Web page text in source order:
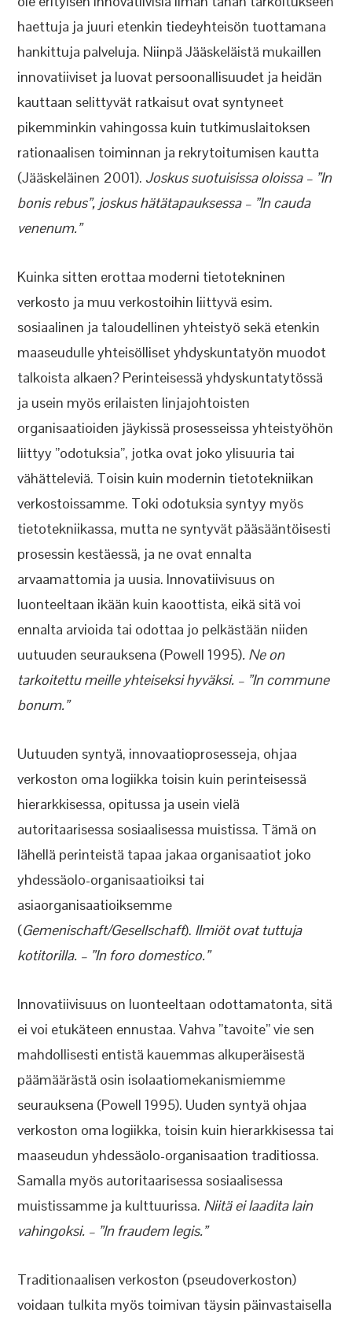
haettuja ja juuri etenkin tiedeyhteisön tuottamana
hankittuja palveluja. Niinpä Jääskeläistä mukaillen
innovatiiviset ja luovat persoonallisuudet ja heidän
kauttaan selittyvät ratkaisut ovat syntyneet
pikemminkin vahingossa kuin tutkimuslaitoksen
rationaalisen toiminnan ja rekrytoitumisen kautta
(Jääskeläinen 2001). Joskus suotuisissa oloissa – ”In
bonis rebus”, joskus hätätapauksessa – ”In cauda
venenum.”
Kuinka sitten erottaa moderni tietotekninen
verkosto ja muu verkostoihin liittyvä esim.
sosiaalinen ja taloudellinen yhteistyö sekä etenkin
maaseudulle yhteisölliset yhdyskuntatyön muodot
talkoista alkaen? Perinteisessä yhdyskuntatytössä
ja usein myös erilaisten linjajohtoisten
organisaatioiden jäykissä prosesseissa yhteistyöhön
liittyy ”odotuksia”, jotka ovat joko ylisuuria tai
vähätteleviä. Toisin kuin modernin tietotekniikan
verkostoissamme. Toki odotuksia syntyy myös
tietotekniikassa, mutta ne syntyvät pääsääntöisesti
prosessin kestäessä, ja ne ovat ennalta
arvaamattomia ja uusia. Innovatiivisuus on
luonteeltaan ikään kuin kaoottista, eikä sitä voi
ennalta arvioida tai odottaa jo pelkästään niiden
uutuuden seurauksena (Powell 1995). Ne on
tarkoitettu meille yhteiseksi hyväksi. – ”In commune
bonum.”
Uutuuden syntyä, innovaatioprosesseja, ohjaa
verkoston oma logiikka toisin kuin perinteisessä
hierarkkisessa, opitussa ja usein vielä
autoritaarisessa sosiaalisessa muistissa. Tämä on
lähellä perinteistä tapaa jakaa organisaatiot joko
yhdessäolo-organisaatioiksi tai
asiaorganisaatioiksemme
(Gemenischaft/Gesellschaft). Ilmiöt ovat tuttuja
kotitorilla. – ”In foro domestico.”
Innovatiivisuus on luonteeltaan odottamatonta, sitä
ei voi etukäteen ennustaa. Vahva ”tavoite” vie sen
mahdollisesti entistä kauemmas alkuperäisestä
päämäärästä osin isolaatiomekanismiemme
seurauksena (Powell 1995). Uuden syntyä ohjaa
verkoston oma logiikka, toisin kuin hierarkkisessa tai
maaseudun yhdessäolo-organisaation traditiossa.
Samalla myös autoritaarisessa sosiaalisessa
muistissamme ja kulttuurissa. Niitä ei laadita lain
vahingoksi. – ”In fraudem legis.”
Traditionaalisen verkoston (pseudoverkoston)
voidaan tulkita myös toimivan täysin päinvastaisella